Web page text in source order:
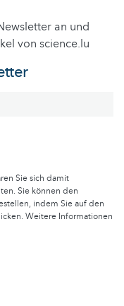
an und
von science.lu
Sie sich damit
Sie können den
indem Sie auf den
Weitere Informationen